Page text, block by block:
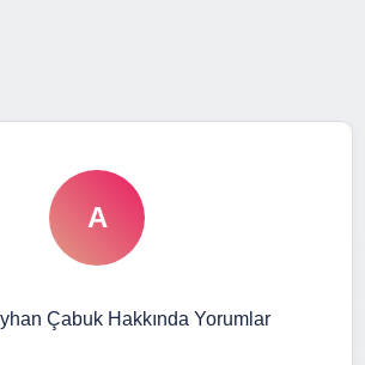
A
Çabuk Hakkında Yorumlar